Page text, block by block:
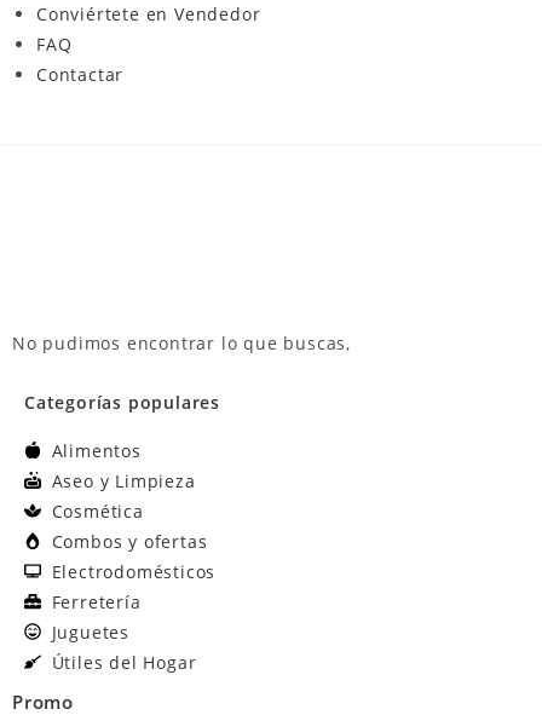
Conviértete en Vendedor
FAQ
Contactar
Categorías populares
Alimentos
Aseo y Limpieza
Cosmética
Combos y ofertas
Electrodomésticos
Ferretería
Juguetes
Útiles del Hogar
Promo
No pudimos encontrar lo que buscas,